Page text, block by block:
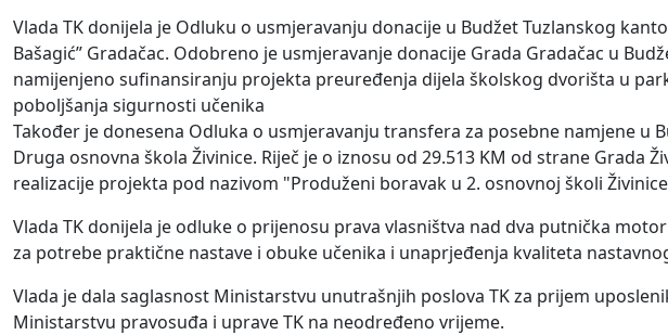
Vlada TK donijela je Odluku o usmjeravanju donacije u Budžet Tuzlanskog
Bašagić” Gradačac. Odobreno je usmjeravanje donacije Grada Gradačac u
namijenjeno sufinansiranju projekta preuređenja dijela školskog dvorišta u
poboljšanja sigurnosti učenika
Također je donesena Odluka o usmjeravanju transfera za posebne namjene u
Druga osnovna škola Živinice. Riječ je o iznosu od 29.513 KM od strane Grada
realizacije projekta pod nazivom "Produženi boravak u 2. osnovnoj školi
Vlada TK donijela je odluke o prijenosu prava vlasništva nad dva putnička
za potrebe praktične nastave i obuke učenika i unaprjeđenja kvaliteta
Vlada je dala saglasnost Ministarstvu unutrašnjih poslova TK za prijem
Ministarstvu pravosuđa i uprave TK na neodređeno vrijeme.